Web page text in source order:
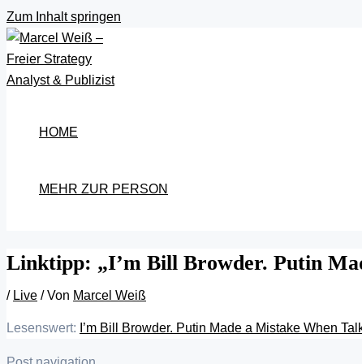
Zum Inhalt springen
HOME
MEHR ZUR PERSON
Linktipp: „I’m Bill Browder. Putin
/ Live / Von Marcel Weiß
Lesenswert: I’m Bill Browder. Putin Made a Mistake When